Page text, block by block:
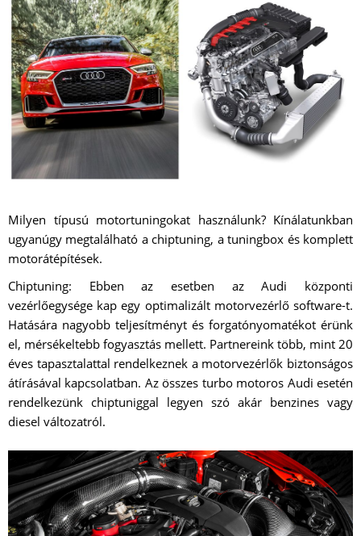
Milyen típusú motortuningokat használunk? Kínálatunkban
ugyanúgy megtalálható a chiptuning, a tuningbox és komplett
motorátépítések.
Chiptuning: Ebben az esetben az Audi központi
vezérlőegysége kap egy optimalizált motorvezérlő software-t.
Hatására nagyobb teljesítményt és forgatónyomatékot érünk
el, mérsékeltebb fogyasztás mellett. Partnereink több, mint 20
éves tapasztalattal rendelkeznek a motorvezérlők biztonságos
átírásával kapcsolatban. Az összes turbo motoros Audi esetén
rendelkezünk chiptuniggal legyen szó akár benzines vagy
diesel változatról.